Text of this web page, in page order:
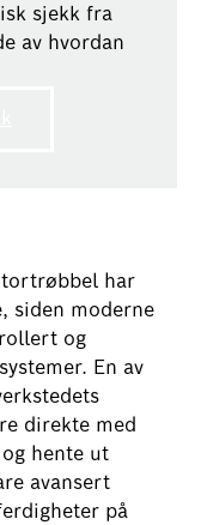
sjekk fra
av hvordan
har
siden moderne
og
En av
direkte med
hente ut
avansert
på